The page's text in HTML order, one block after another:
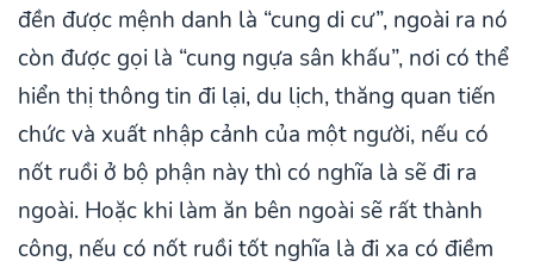
đền được mệnh danh là “cung di cư”, ngoài ra nó
còn được gọi là “cung ngựa sân khấu”, nơi có thể
hiển thị thông tin đi lại, du lịch, thăng quan tiến
chức và xuất nhập cảnh của một người, nếu có
nốt ruồi ở bộ phận này thì có nghĩa là sẽ đi ra
ngoài. Hoặc khi làm ăn bên ngoài sẽ rất thành
công, nếu có nốt ruồi tốt nghĩa là đi xa có điềm